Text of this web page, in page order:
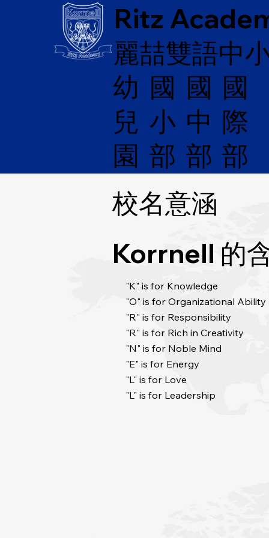
Ritz
麗喆雙語中
幼
兒
園
​國
小
部
國
中
部
國
際
部
校名意涵
Korrnell 的
"K" is for Knowledge
"O" is for Organizational Ability
"R" is for Responsibility
"R" is for Rich in Creativity
"N" is for Noble Mind
"E" is for Energy
"L" is for Love
"L" is for Leadership